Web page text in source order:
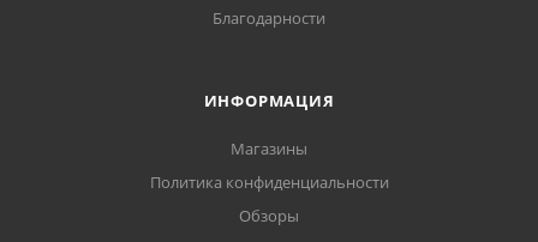
Благодарности
ИНФОРМАЦИЯ
Магазины
Политика конфиденциальности
Обзоры